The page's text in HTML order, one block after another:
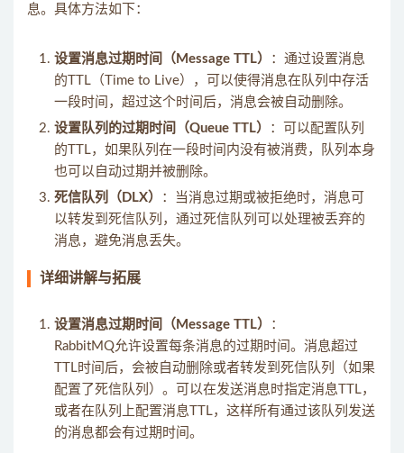
息。具体方法如下：
设置消息过期时间（Message TTL）
：通过设置消息
的TTL（Time to Live），可以使得消息在队列中存活
一段时间，超过这个时间后，消息会被自动删除。
设置队列的过期时间（Queue TTL）
：可以配置队列
的TTL，如果队列在一段时间内没有被消费，队列本身
也可以自动过期并被删除。
死信队列（DLX）
：当消息过期或被拒绝时，消息可
以转发到死信队列，通过死信队列可以处理被丢弃的
消息，避免消息丢失。
详细讲解与拓展
设置消息过期时间（Message TTL）
：
RabbitMQ允许设置每条消息的过期时间。消息超过
TTL时间后，会被自动删除或者转发到死信队列（如果
配置了死信队列）。可以在发送消息时指定消息TTL，
或者在队列上配置消息TTL，这样所有通过该队列发送
的消息都会有过期时间。